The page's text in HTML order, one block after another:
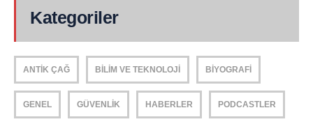
Kategoriler
ANTIK ÇAĞ BILIM VE TEKNOLOJI BIYOGRAFI
GENEL GÜVENLIK HABERLER PODCASTLER